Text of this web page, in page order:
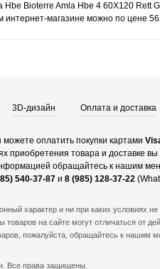
Bioterre Amla Hbe 4 60X120 Rett
магазине можно по цене
3D-дизайн Оплата и доставка
оплатить покупки картами
приобретения товара и доставке
обращайтесь к нашим
540-37-87 и 8 (985) 128-37-22
характер и ни при каких условиях
на сайте могут отличаться от
пожалуйста, обращайтесь к нашим
Все права защищены.